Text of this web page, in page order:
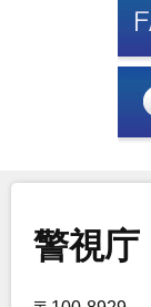
警視庁